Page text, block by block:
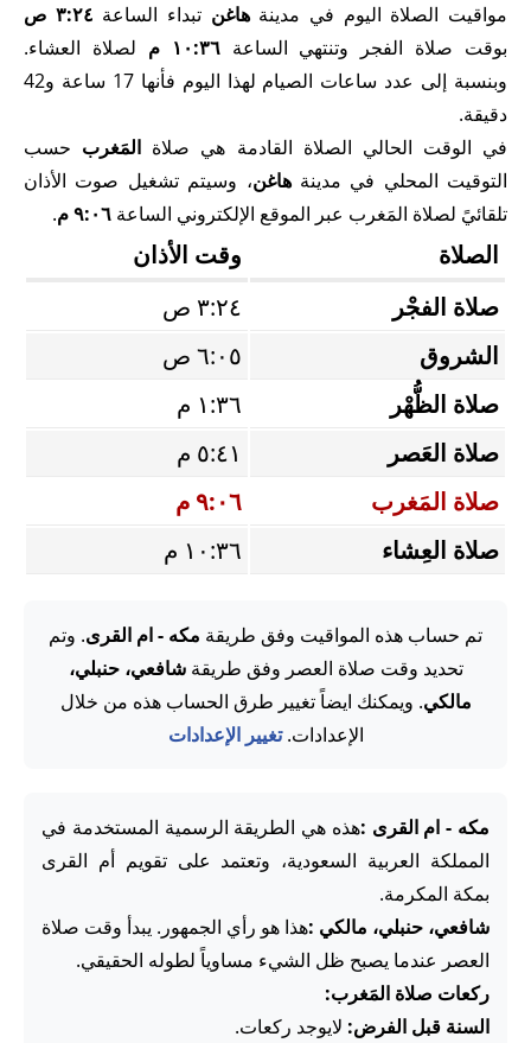
مواقيت الصلاة اليوم في مدينةهاغن تبداء الساعة ٣:٢٤ ص
بوقت صلاة الفجر وتنتهي الساعة١٠:٣٦ م
لصلاة العشاء.
وبنسبة إلى عدد ساعات الصيام لهذا اليوم فأنها 17 ساعة و42
دقيقة.
في الوقت الحالي الصلاة القادمة هي صلاة المَغرب حسب
التوقيت المحلي في مدينةهاغن، وسيتم تشغيل صوت الأذان
تلقائيً لصلاة المَغرب عبر الموقع الإلكتروني الساعة ٩:٠٦ م .
الصلاة
وقت الأذان
صلاة الفجْر
٣:٢٤ ص
الشروق
٦:٠٥ ص
صلاة الظُّهْر
١:٣٦ م
صلاة العَصر
٥:٤١ م
صلاة المَغرب
٩:٠٦ م
صلاة العِشاء
١٠:٣٦ م
تم حساب هذه المواقيت وفق طريقة مكه - ام القرى. وتم
تحديد وقت صلاة العصر وفق طريقةشافعي، حنبلي،
مالكي. ويمكنك ايضاً تغيير طرق الحساب هذه من خلال
الإعدادات.تغيير الإعدادات
مكه - ام القرى :هذه هي الطريقة الرسمية المستخدمة في
المملكة العربية السعودية، وتعتمد على تقويم أم القرى
بمكة المكرمة.
شافعي، حنبلي، مالكي :هذا هو رأي الجمهور. يبدأ وقت صلاة
العصر عندما يصبح ظل الشيء مساوياً لطوله الحقيقي.
ركعات صلاة المَغرب:
السنة قبل الفرض: لايوجد ركعات.